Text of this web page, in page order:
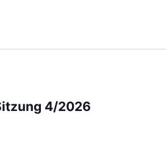
4/2026